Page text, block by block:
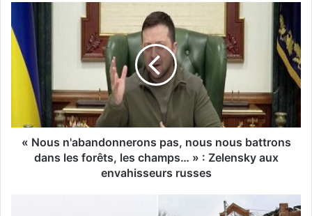
« Nous n'abandonnerons pas, nous nous battrons
dans les forêts, les champs… » : Zelensky aux
envahisseurs russes